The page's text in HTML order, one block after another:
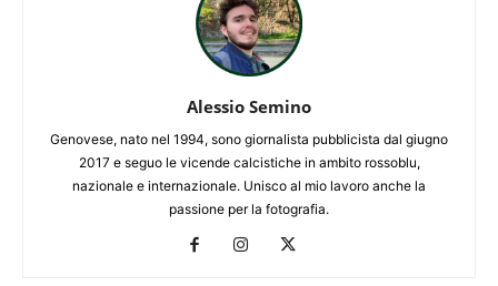
Alessio Semino
Genovese, nato nel 1994, sono giornalista pubblicista dal giugno
2017 e seguo le vicende calcistiche in ambito rossoblu,
nazionale e internazionale. Unisco al mio lavoro anche la
passione per la fotografia.